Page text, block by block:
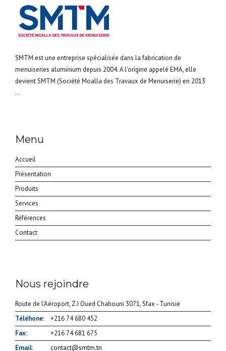
SMTM est une entreprise spécialisée dans la fabrication de
menuiseries aluminium depuis 2004. A l’origine appelé EMA, elle
devient SMTM (Société Moalla des Travaux de Menuiserie) en 2013
...
Menu
Accueil
Présentation
Produits
Services
Références
Contact
Nous rejoindre
Route de l’Aéroport, Z.I Oued Chabouni 3071, Sfax - Tunisie
Téléhone:
+216 74 680 452
Fax:
+216 74 681 675
Email:
contact@smtm.tn